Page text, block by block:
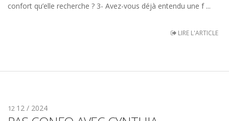
confort qu’elle recherche ? 3- Avez-vous déjà entendu une f ...
LIRE L'ARTICLE
12 12 / 2024